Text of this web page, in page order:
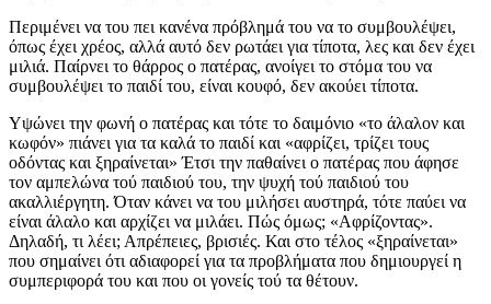
Περιμένει να του πει κανένα πρόβλημά του να το συμβουλέψει,
όπως έχει χρέος, αλλά αυτό δεν ρωτάει για τίποτα, λες και δεν έχει
μιλιά. Παίρνει το θάρρος ο πατέρας, ανοίγει το στόμα του να
συμβουλέψει το παιδί του, είναι κουφό, δεν ακούει τίποτα.
Υψώνει την φωνή ο πατέρας και τότε το δαιμόνιο «το άλαλον και
κωφόν» πιάνει για τα καλά το παιδί και «αφρίζει, τρίζει τους
οδόντας και ξηραίνεται» Έτσι την παθαίνει ο πατέρας που άφησε
τον αμπελώνα τού παιδιού του, την ψυχή τού παιδιού του
ακαλλιέργητη. Όταν κάνει να του μιλήσει αυστηρά, τότε παύει να
είναι άλαλο και αρχίζει να μιλάει. Πώς όμως; «Αφρίζοντας».
Δηλαδή, τι λέει; Απρέπειες, βρισιές. Και στο τέλος «ξηραίνεται»
που σημαίνει ότι αδιαφορεί για τα προβλήματα που δημιουργεί η
συμπεριφορά του και που οι γονείς τού τα θέτουν.